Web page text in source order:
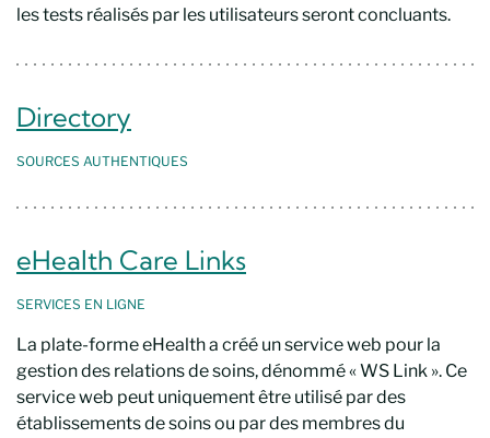
les tests réalisés par les utilisateurs seront concluants.
Directory
SOURCES AUTHENTIQUES
eHealth Care Links
SERVICES EN LIGNE
La plate-forme eHealth a créé un service web pour la
gestion des relations de soins, dénommé « WS Link ». Ce
service web peut uniquement être utilisé par des
établissements de soins ou par des membres du